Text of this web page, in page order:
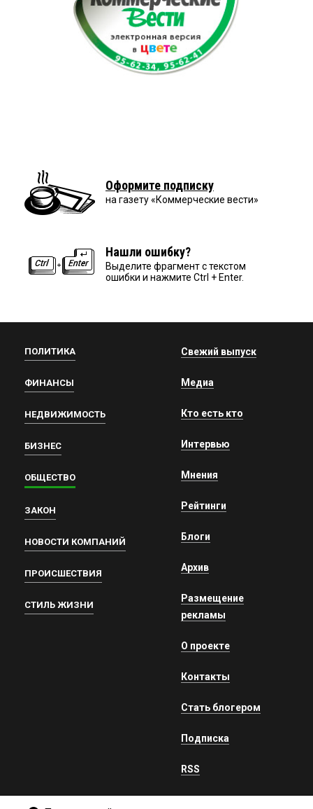
Оформите подписку
на газету «Коммерческие вести»
Нашли ошибку?
Выделите фрагмент с текстом
ошибки и нажмите Ctrl + Enter.
ПОЛИТИКА
ФИНАНСЫ
НЕДВИЖИМОСТЬ
БИЗНЕС
ОБЩЕСТВО
ЗАКОН
НОВОСТИ КОМПАНИЙ
ПРОИСШЕСТВИЯ
СТИЛЬ ЖИЗНИ
Свежий выпуск
Медиа
Кто есть кто
Интервью
Мнения
Рейтинги
Блоги
Архив
Размещение
рекламы
О проекте
Контакты
Стать блогером
Подписка
RSS